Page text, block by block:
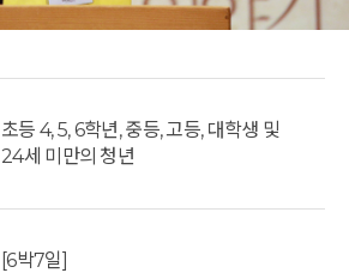
초등 4, 5, 6학년, 중등, 고등, 대학생 및
24세 미만의 청년
[6박7일]